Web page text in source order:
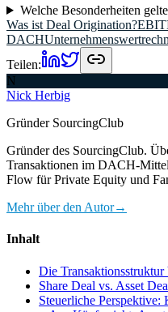
Welche Besonderheiten
Was ist Deal Origination?
DACH
Teilen:
N
Nick Herbig
Gründer SourcingClub
Gründer des SourcingClub.
Transaktionen im DACH-
Flow für Private Equity und
Mehr über den Autor→
Inhalt
Die Transaktionsstruktur
Share Deal vs. Asset
Steuerliche Perspektive: